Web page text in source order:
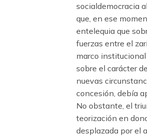
socialdemocracia
que, en ese
entelequia que
fuerzas entre el
marco
sobre el carácter
nuevas
concesión, debía
No obstante, el
teorización en
desplazada por el